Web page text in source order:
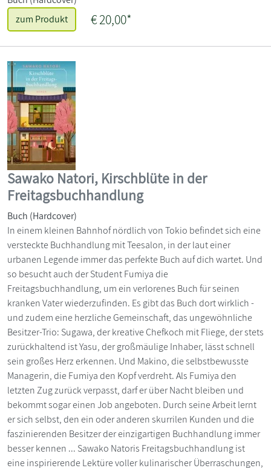
zum Produkt
€ 20,00*
Sawako Natori, Kirschblüte in der
Freitagsbuchhandlung
Buch (Hardcover)
In einem kleinen Bahnhof nördlich von Tokio befindet sich eine
versteckte Buchhandlung mit Teesalon, in der laut einer
urbanen Legende immer das perfekte Buch auf dich wartet. Und
so besucht auch der Student Fumiya die
Freitagsbuchhandlung, um ein verlorenes Buch für seinen
kranken Vater wiederzufinden. Es gibt das Buch dort wirklich -
und zudem eine herzliche Gemeinschaft, das ungewöhnliche
Besitzer-Trio: Sugawa, der kreative Chefkoch mit Fliege, der stets
zurückhaltend ist Yasu, der großmäulige Inhaber, lässt schnell
sein großes Herz erkennen. Und Makino, die selbstbewusste
Managerin, die Fumiya den Kopf verdreht. Als Fumiya den
letzten Zug zurück verpasst, darf er über Nacht bleiben und
bekommt sogar einen Job angeboten. Durch seine Arbeit lernt
er sich selbst, den ein oder anderen skurrilen Kunden und die
faszinierenden Besitzer der einzigartigen Buchhandlung immer
besser kennen ... Sawako Natoris Freitagsbuchhandlung ist
eine inspirierende Lektüre voller kulinarischer Überraschungen,